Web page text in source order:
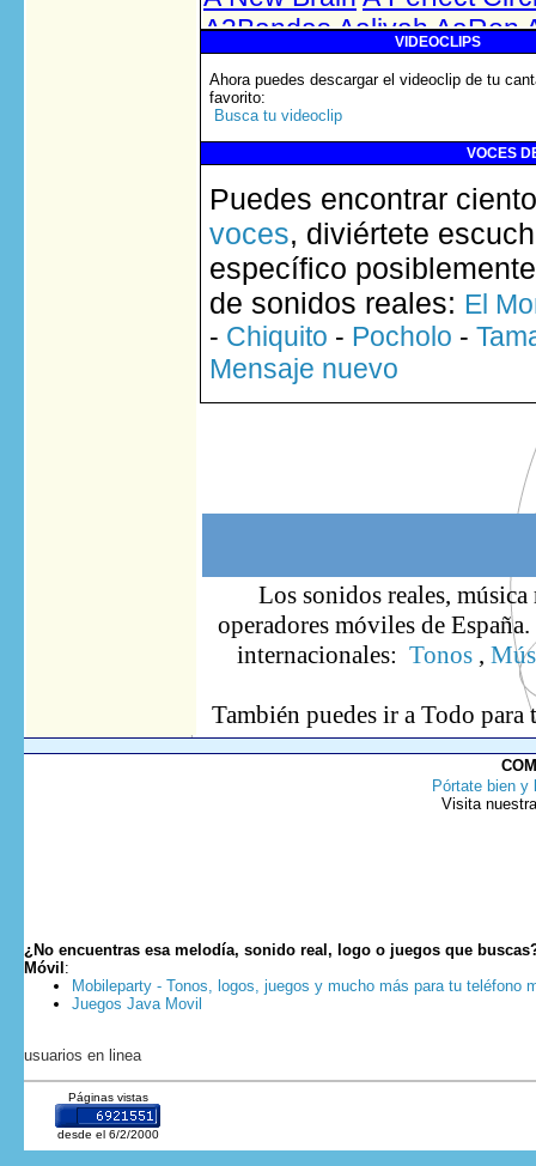
VIDEOCLIPS
Ahora puedes descargar el videoclip de tu
favorito:
Busca tu videoclip
VOCES
Puedes encontrar
voces, diviértete
específico
de sonidos reales: El
- Chiquito - Pocholo -
Mensaje nuevo
Los sonidos reales,
operadores móviles de
internacionales: Tonos,
También puedes ir a Todo para
Pórtate bien y
Visita
¿No encuentras esa melodía, sonido real, logo o juegos que
Móvil :
Mobileparty - Tonos, logos, juegos y mucho más para tu teléfono
Juegos Java Movil
usuarios en linea
Páginas vistas
desde el 6/2/2000